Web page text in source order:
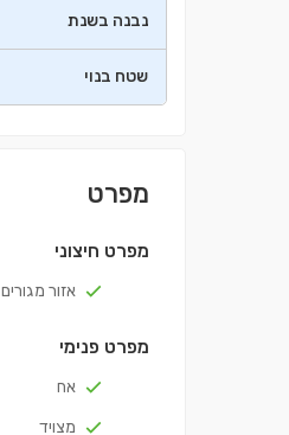
נבנה בשנת
שטח בנוי
מפרט
מפרט חיצוני
אזור מגורים
מפרט פנימי
אח
מצויד